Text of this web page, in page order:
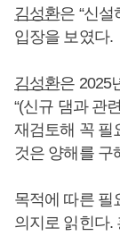
김성환은 “신
입장을 보였다.
김성환은 2025
“(신규 댐과 관
재검토해 꼭 필
것은 양해를 구
목적에 따른 필
의지로 읽힌다.